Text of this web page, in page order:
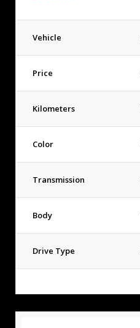
Vehicle
Price
Kilometers
Color
Transmission
Body
Drive Type